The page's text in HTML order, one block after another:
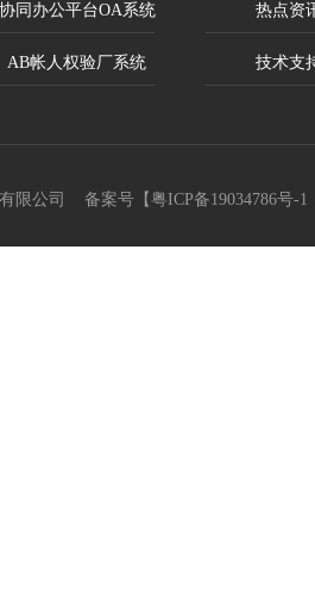
协同办公平台OA系统
AB帐人权验厂系统
热点资
技术支
限公司 备案号【 粤ICP备19034786号-1